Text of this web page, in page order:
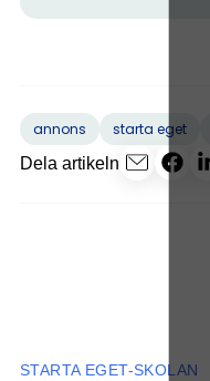
annons starta eget
Dela artikeln
STARTA EGET-SKOLAN